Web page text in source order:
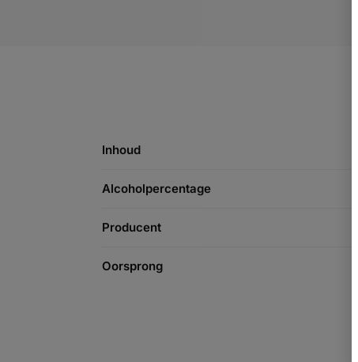
Inhoud
Alcoholpercentage
Producent
Oorsprong